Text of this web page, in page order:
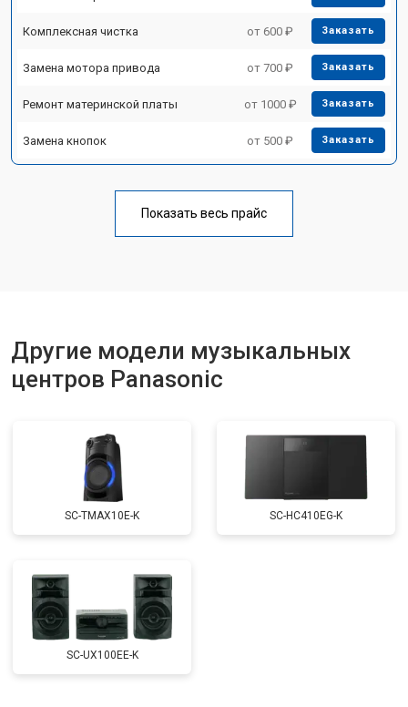
Комплексная чистка от 600 ₽ Заказать
Замена мотора привода от 700 ₽ Заказать
Ремонт материнской платы от 1000 ₽ Заказать
Замена кнопок от 500 ₽ Заказать
Показать весь прайс
Другие модели музыкальных
центров Panasonic
SC-TMAX10E-K SC-HC410EG-K
SC-UX100EE-K